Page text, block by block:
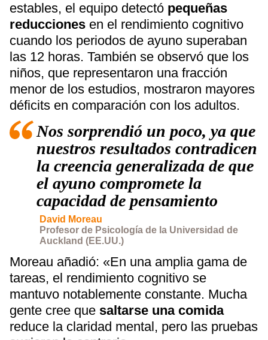
estables, el equipo detectó pequeñas
reducciones en el rendimiento cognitivo
cuando los periodos de ayuno superaban
las 12 horas. También se observó que los
niños, que representaron una fracción
menor de los estudios, mostraron mayores
déficits en comparación con los adultos.
Nos sorprendió un poco, ya que
nuestros resultados contradicen
la creencia generalizada de que
el ayuno compromete la
capacidad de pensamiento
David Moreau
Profesor de Psicología de la Universidad de
Auckland (EE.UU.)
Moreau añadió: «En una amplia gama de
tareas, el rendimiento cognitivo se
mantuvo notablemente constante. Mucha
gente cree que saltarse una comida
reduce la claridad mental, pero las pruebas